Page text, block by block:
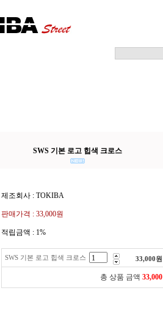
SWS 기본 로고 힙색 크로스
제조회사 : TOKIBA
판매가격 : 33,000원
적립금액 : 1%
SWS 기본 로고 힙색 크로스 33,000원
총 상품 금액 33,000